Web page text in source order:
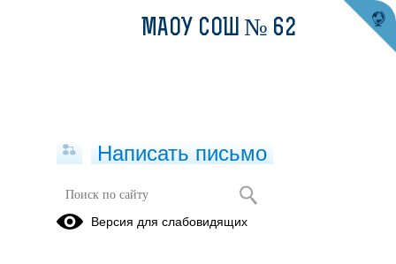
"Молодой общественный лидер"
МАОУ СОШ № 62
Написать письмо
Версия для слабовидящих